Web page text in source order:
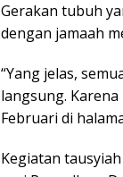
Gerakan tubuh
dengan jamaah
“Yang jelas,
langsung.
Februari di
Kegiatan